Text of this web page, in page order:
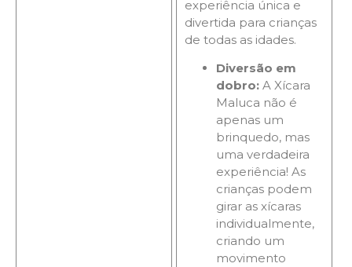
experiência única e
divertida para crianças
de todas as idades.
Diversão em
dobro: A Xícara
Maluca não é
apenas um
brinquedo, mas
uma verdadeira
experiência! As
crianças podem
girar as xícaras
individualmente,
criando um
movimento